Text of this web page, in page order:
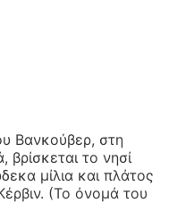
Βανκούβερ, στη
βρίσκεται το νησί
μίλια και πλάτος
(Το όνομά του